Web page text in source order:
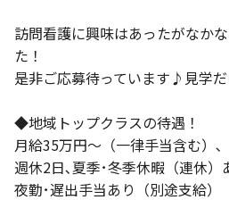
訪問看護に興味はあったがなか
た！
是非ご応募待っています♪見学
◆地域トップクラスの待遇！
月給35万円～（一律手当含む）､
週休2日､夏季･冬季休暇（連休）
夜勤･遅出手当あり（別途支給）